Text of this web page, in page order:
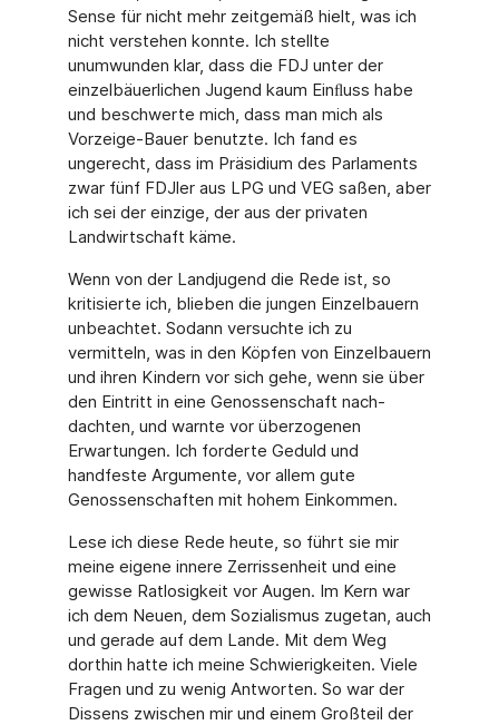
Sense für nicht mehr zeitgemäß hielt, was ich
nicht verstehen konnte. Ich stellte
unumwunden klar, dass die FDJ unter der
einzelbäu­erlichen Jugend kaum Einﬂuss habe
und beschwerte mich, dass man mich als
Vorzeige-Bauer benutzte. Ich fand es
ungerecht, dass im Präsidium des Parlaments
zwar fünf FDJler aus LPG und VEG saßen, aber
ich sei der einzige, der aus der privaten
Landwirtschaft käme.
Wenn von der Landjugend die Rede ist, so
kritisierte ich, blieben die jungen Einzelbauern
unbeachtet. Sodann versuchte ich zu
vermitteln, was in den Köpfen von Einzelbauern
und ihren Kindern vor sich gehe, wenn sie über
den Eintritt in eine Genossenschaft nach­
dachten, und warnte vor überzogenen
Erwartungen. Ich forderte Geduld und
handfeste Ar­gumente, vor allem gute
Genossenschaften mit hohem Einkommen.
Lese ich diese Rede heute, so führt sie mir
meine eigene innere Zerrissenheit und eine
gewisse Ratlosigkeit vor Augen. Im Kern war
ich dem Neuen, dem Sozialismus zugetan, auch
und gerade auf dem Lande. Mit dem Weg
dorthin hatte ich meine Schwierigkeiten. Viele
Fragen und zu wenig Antworten. So war der
Dissens zwischen mir und einem Groß­teil der